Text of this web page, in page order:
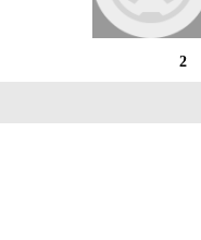
2